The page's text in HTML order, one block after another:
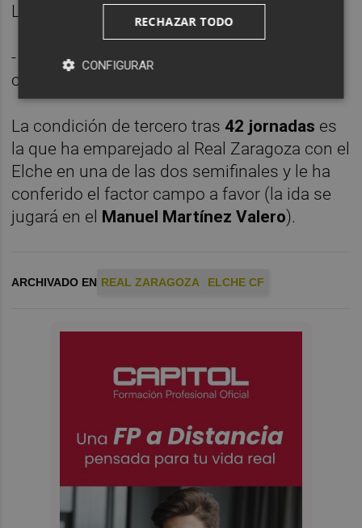
Liga regular).
- que ascienda directamente el tercer
clasificado
La condición de tercero tras 42 jornadas es
la que ha emparejado al Real Zaragoza con el
Elche en una de las dos semifinales y le ha
conferido el factor campo a favor (la ida se
jugará en el Manuel Martínez Valero).
ARCHIVADO EN REAL ZARAGOZA ELCHE CF
RECHAZAR TODO
CONFIGURAR